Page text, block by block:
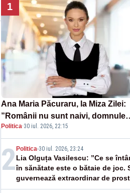
1
Ana Maria Păcuraru, la Miza Zilei:
”Românii nu sunt naivi, domnule
premier Bolojan”
Politica·30 iul. 2026, 22:15
2 Politica-30 iul. 2026, 23:24
Lia Olguța Vasilescu: ”Ce se
în sănătate este o bătaie de joc.
guvernează extraordinar de